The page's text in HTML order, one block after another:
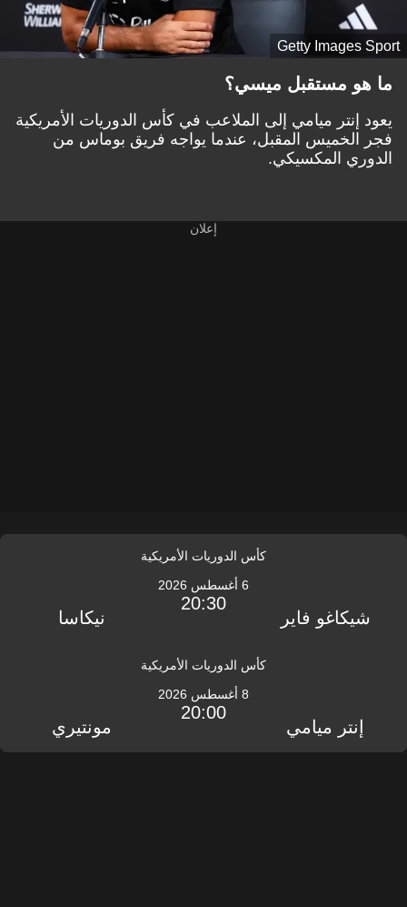
Getty Images Sport
ما هو مستقبل ميسي؟
يعود إنتر ميامي إلى الملاعب في كأس الدوريات الأمريكية
فجر الخميس المقبل، عندما يواجه فريق بوماس من
الدوري المكسيكي.
كأس الدوريات الأمريكية
شيكاغو فاير
6 أغسطس 2026
20:30
نيكاسا
كأس الدوريات الأمريكية
إنتر ميامي
8 أغسطس 2026
20:00
مونتيري